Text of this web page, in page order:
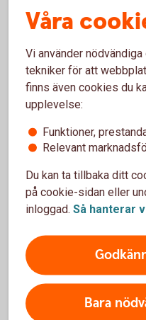
Läs mer om
Kalendarium
för att ändringar kan ske.
Våra
Vi använder
tekniker för att
finns även cookies du
upplevelse:
Funktioner,
Relevant
Du kan ta tillbaka ditt
på cookie-sidan eller
inloggad. Så hanterar
Bara